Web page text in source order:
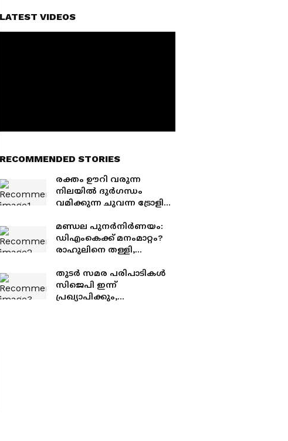
LATEST VIDEOS
RECOMMENDED STORIES
രക്തം ഊറി വരുന്ന
നിലയിൽ ദുർഗന്ധം
വമിക്കുന്ന ചുവന്ന ട്രോളി
മനുഷ്യ ശരീരഭാഗങ്ങൾ
മണ്ഡല പുനർനിർണയം:
ഡിഎംകെക്ക് മനംമാറ്റം?
രാഹുലിനെ തള്ളി,
ദോഷമാകില്ലെങ്കിൽ
ബില്ലിനെ
എതിർക്കേണ്ടതില്ല
തുടർ സമര പരിപാടികൾ
സിജെപി ഇന്ന്
പ്രഖ്യാപിക്കും,